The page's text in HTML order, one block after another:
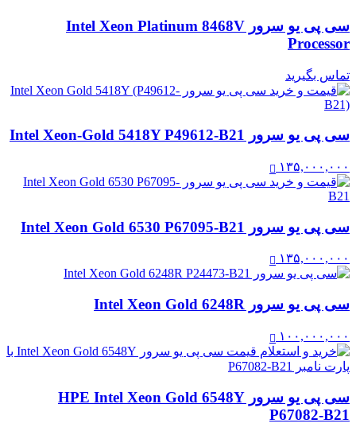
سی پی یو سرور Intel Xeon Platinum 8468V
Processor
تماس بگیرید
سی پی یو سرور Intel Xeon-Gold 5418Y P49612-B21
۱۳۵,۰۰۰,۰۰۰
سی پی یو سرور Intel Xeon Gold 6530 P67095-B21
۱۳۵,۰۰۰,۰۰۰
سی پی یو سرور Intel Xeon Gold 6248R
۱۰۰,۰۰۰,۰۰۰
سی پی یو سرور HPE Intel Xeon Gold 6548Y
P67082-B21